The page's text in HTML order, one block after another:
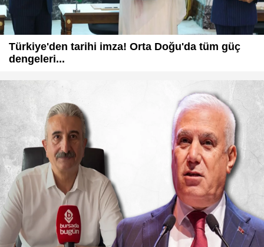
Türkiye'den tarihi imza! Orta Doğu'da tüm güç
dengeleri...